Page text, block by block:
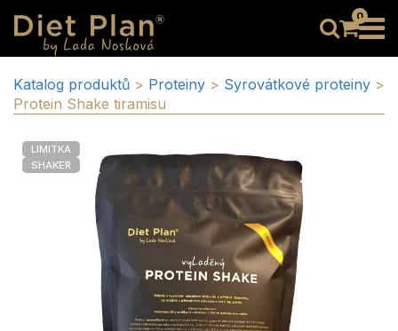
0
Katalog produktů > Proteiny > Syrovátkové proteiny >
Protein Shake tiramisu
LIMITKA
SHAKER